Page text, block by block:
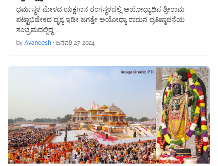
ಧರ್ಮಸ್ಥಳ ಮೇಳದ ಯಕ್ಷಗಾನ ರಂಗಸ್ಥಳದಲ್ಲಿ ಅಯೋಧ್ಯಾಧಿಪ ಶ್ರೀರಾಮ
ಪಟ್ಟಾಭಿಷೇಕದ ದೃಶ್ಯ ಇಡೀ ಜಗತ್ತೇ ಅಯೋಧ್ಯಾ ರಾಮನ ಪ್ರತಿಷ್ಠಾಪನೆಯ
ಸಂಭ್ರಮದಲ್ಲಿದ್ದ…
by Avaneesh • ಜನವರಿ 27, 2024